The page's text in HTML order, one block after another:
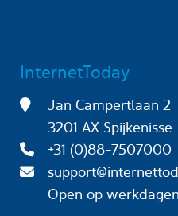
InternetToday
Jan Campertlaan 2
3201 AX Spijkenisse
+31 (0)88-7507000
Open op werkdagen